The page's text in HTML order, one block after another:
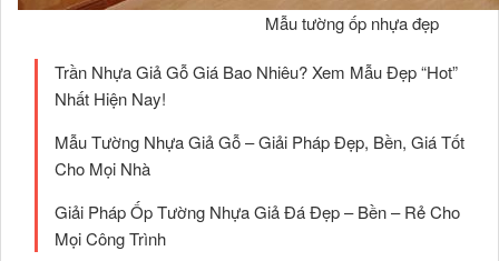
Mẫu tường ốp nhựa đẹp
Trần Nhựa Giả Gỗ Giá Bao Nhiêu? Xem Mẫu Đẹp “Hot”
Nhất Hiện Nay!
Mẫu Tường Nhựa Giả Gỗ – Giải Pháp Đẹp, Bền, Giá Tốt
Cho Mọi Nhà
Giải Pháp Ốp Tường Nhựa Giả Đá Đẹp – Bền – Rẻ Cho
Mọi Công Trình